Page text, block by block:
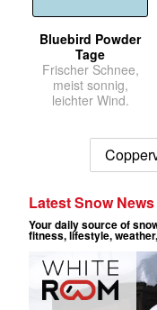
Bluebird Powder
Tage
Frischer Schnee,
meist sonnig,
leichter Wind.